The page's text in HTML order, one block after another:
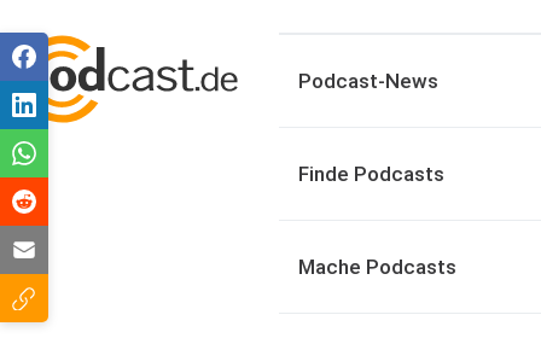
Podcast-News
Finde Podcasts
Mache Podcasts